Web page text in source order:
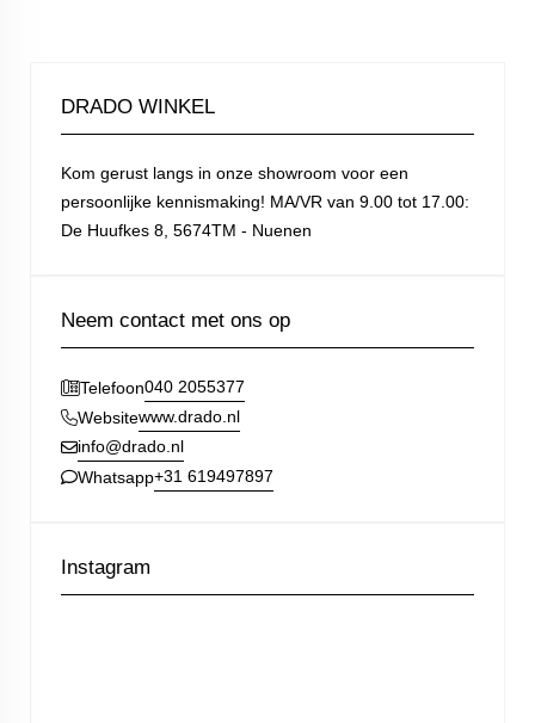
DRADO WINKEL
Kom gerust langs in onze showroom voor een
persoonlijke kennismaking! MA/VR van 9.00 tot 17.00:
De Huufkes 8, 5674TM - Nuenen
Neem contact met ons op
Telefoon040 2055377
Websitewww.drado.nl
info@drado.nl
Whatsapp+31 619497897
Instagram